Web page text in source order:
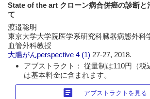
State of the art クローン病合併癌の診断と
て
渡邉聡明
東京大学大学院医学系研究科臓器病態外科
血管外科教授
大腸がんperspective 4 (1)27-27, 2018.
アブストラクト： 従量制は110円（税
は基本料金に含まれます。
article アブストラクトを見る